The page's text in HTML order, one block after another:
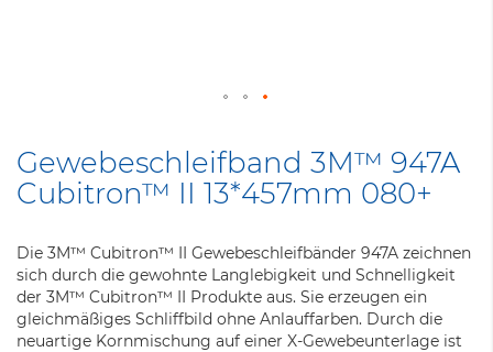
der
Bildergalerie
Gewebeschleifband 3M™ 947A
Cubitron™ II 13*457mm 080+
Die 3M™ Cubitron™ II Gewebeschleifbänder 947A zeichnen
sich durch die gewohnte Langlebigkeit und Schnelligkeit
der 3M™ Cubitron™ II Produkte aus. Sie erzeugen ein
gleichmäßiges Schliffbild ohne Anlauffarben. Durch die
neuartige Kornmischung auf einer X-Gewebeunterlage ist